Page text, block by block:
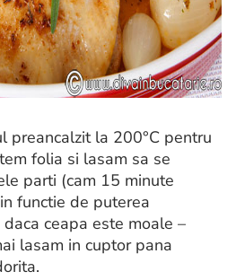
preancalzit la 200°C pentru
folia si lasam sa se
parti (cam 15 minute
functie de puterea
ceapa este moale –
lasam in cuptor pana